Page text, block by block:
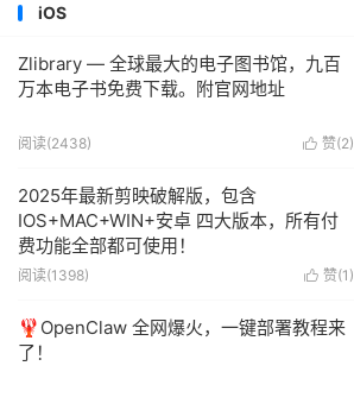
iOS
Zlibrary — 全球最大的电子图书馆，九百
万本电子书免费下载。附官网地址
 赞(2)
阅读(2438)
2025年最新剪映破解版，包含
IOS+MAC+WIN+安卓 四大版本，所有付
费功能全部都可使用！
 赞(1 )
阅读(1398)
🦞OpenClaw 全网爆火，一键部署教程来
了！